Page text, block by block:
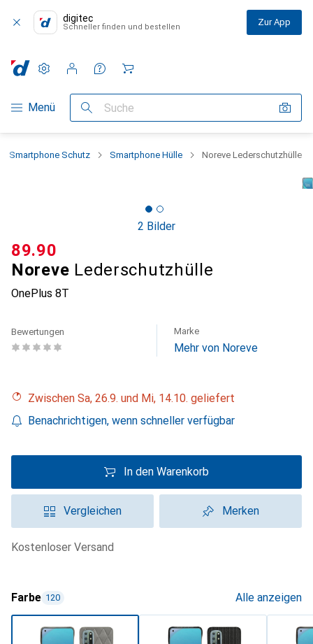
digitec
Schneller finden und bestellen Zur App
Navigation nach Kategorien
Menü Suche
Einstellungen
Kundenkonto
Vergleichslisten
Merklisten
Warenkorb
Smartphone Schutz Smartphone Hülle Noreve Lederschutzhülle
2 Bilder
Noreve Lederschutzhülle
OnePlus 8T
CHF
89.90
Bewertungen Marke
Mehr von Noreve
Zwischen Sa, 26.9. und Mi, 14.10. geliefert
Benachrichtigen, wenn schneller verfügbar
In den Warenkorb
Vergleichen Merken
kostenloser Versand
Farbe 120 Alle anzeigen